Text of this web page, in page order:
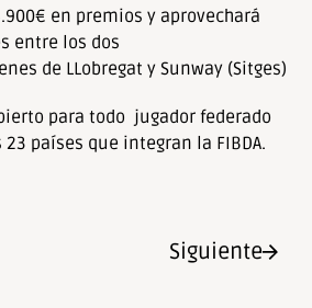
en premios y aprovechará
entre los dos
de LLobregat y Sunway (Sitges)
para todo jugador federado
países que integran la FIBDA.
Siguiente